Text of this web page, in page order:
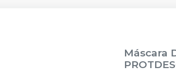
Máscara